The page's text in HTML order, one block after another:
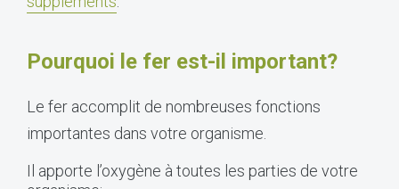
Pourquoi le fer est-il important?
Le fer accomplit de nombreuses fonctions
importantes dans votre organisme.
Il apporte l’oxygène à toutes les parties de votre